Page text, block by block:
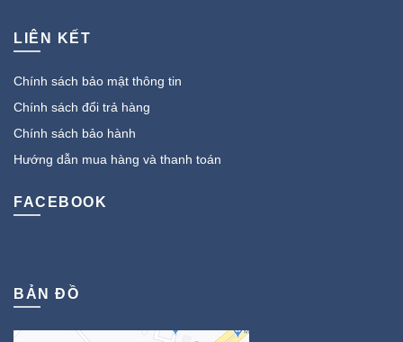
LIÊN KẾT
Chính sách bảo mật thông tin
Chính sách đổi trả hàng
Chính sách bảo hành
Hướng dẫn mua hàng và thanh toán
FACEBOOK
BẢN ĐỒ